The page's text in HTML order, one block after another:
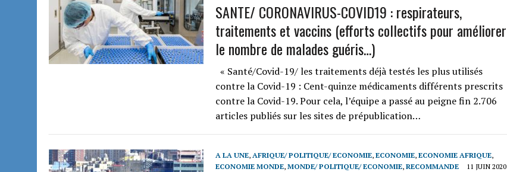
SANTE/ CORONAVIRUS-COVID19 : respirateurs,
traitements et vaccins (efforts collectifs pour améliorer
le nombre de malades guéris…)
« Santé/Covid-19/ les traitements déjà testés les plus utilisés
contre la Covid-19 : Cent-quinze médicaments différents prescrits
contre la Covid-19. Pour cela, l’équipe a passé au peigne fin 2.706
articles publiés sur les sites de prépublication…
A LA UNE, AFRIQUE/ POLITIQUE/ ECONOMIE, ECONOMIE, ECONOMIE AFRIQUE,
ECONOMIE MONDE, MONDE/ POLITIQUE/ ECONOMIE, RECOMMANDE 11 JUIN 2020